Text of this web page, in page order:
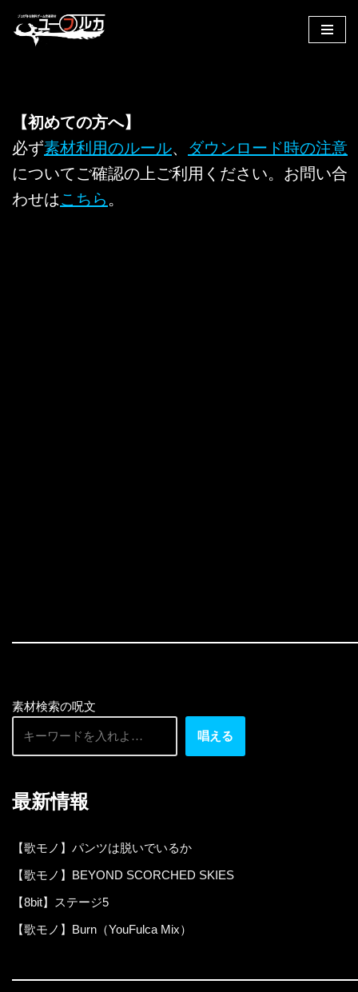
へ
ス
キ
ッ
【初めての方へ】
必ず素材利用のルール、 ダウンロード時の注意
についてご確認の上ご利用ください。お問い合
わせはこちら 。
素材検索の呪文
唱える
最新情報
【歌モノ】パンツは脱いでいるか
【歌モノ】BEYOND SCORCHED SKIES
【8bit】ステージ5
【歌モノ】Burn（YouFulca Mix）